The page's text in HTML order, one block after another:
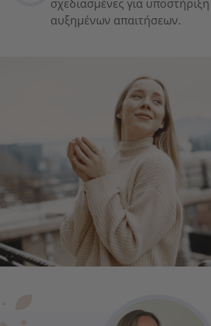
σχεδιασμένες για
αυξημένων απαιτήσεων.